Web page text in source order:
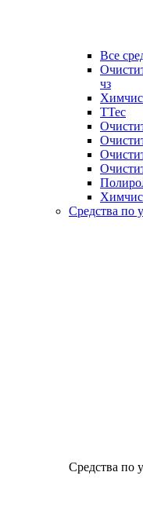
Все
чз
TTec
Средства по
Средства по